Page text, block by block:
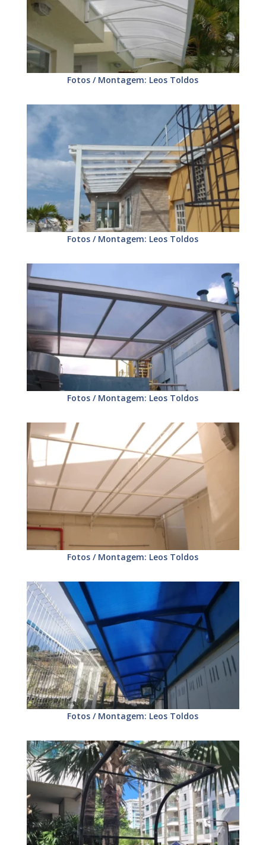
Fotos / Montagem: Leos Toldos
Fotos / Montagem: Leos Toldos
Fotos / Montagem: Leos Toldos
Fotos / Montagem: Leos Toldos
Fotos / Montagem: Leos Toldos